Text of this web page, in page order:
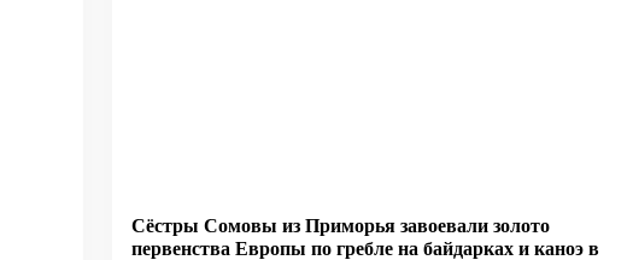
Сёстры Сомовы из Приморья завоевали золото
первенства Европы по гребле на байдарках и каноэ в